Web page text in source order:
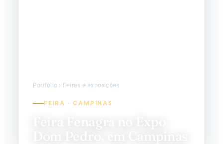
Portfólio › Feiras e exposições
FEIRA · CAMPINAS